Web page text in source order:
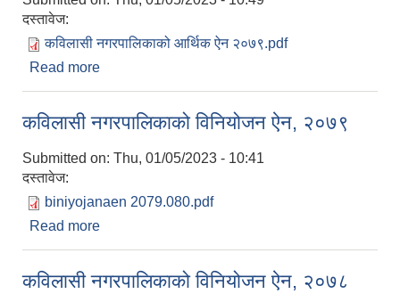
दस्तावेज:
कविलासी नगरपालिकाको आर्थिक ऐन २०७९.pdf
Read more
कविलासी नगरपालिकाको विनियोजन ऐन, २०७९
Submitted on: Thu, 01/05/2023 - 10:41
दस्तावेज:
biniyojanaen 2079.080.pdf
Read more
कविलासी नगरपालिकाको विनियोजन ऐन, २०७८